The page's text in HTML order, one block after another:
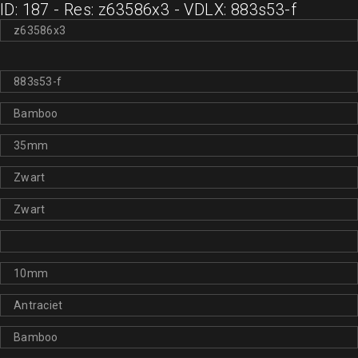
ID: 187 - Res: z63586x3 - VDLX: 883s53-f